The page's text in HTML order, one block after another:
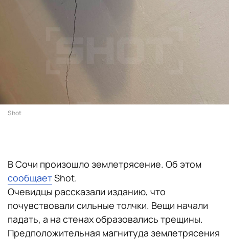
Shot
В Сочи произошло землетрясение. Об этом
сообщаетShot.
Очевидцы рассказали изданию, что
почувствовали сильные толчки. Вещи начали
падать, а на стенах образовались трещины.
Предположительная магнитуда землетрясения